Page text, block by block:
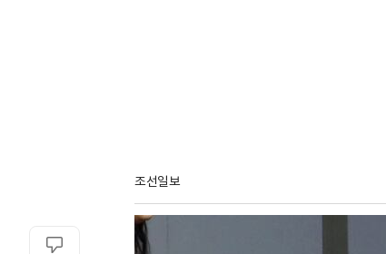
조선일보